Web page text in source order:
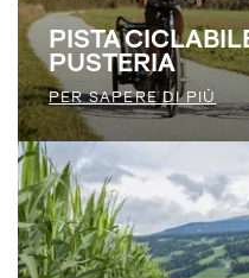
PISTA
PUSTERIA
PER SAPERE DI PIÙ